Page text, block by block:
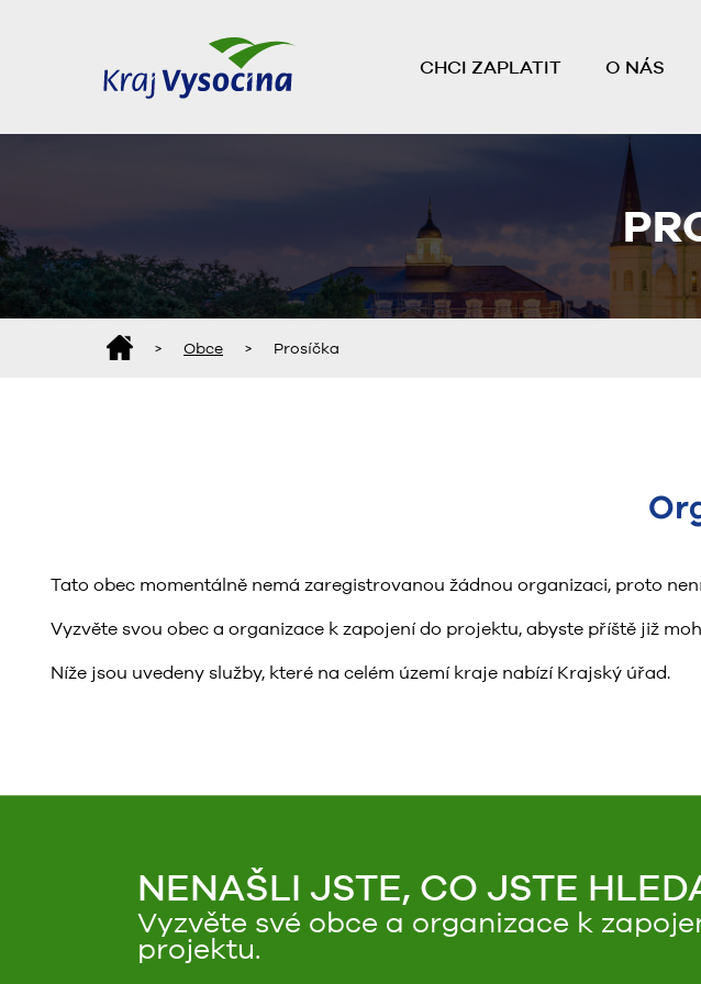
CHCI ZAPLATIT O NÁS
> Obce > Prosíčka
Tato obec momentálně nemá zaregistrovanou žádnou organizaci, proto
Vyzvěte svou obec a organizace k zapojení do projektu, abyste příště již
Níže jsou uvedeny služby, které na celém území kraje nabízí Krajský úřad.
NENAŠLI JSTE, CO JSTE
Vyzvěte své obce a organizace k
projektu.